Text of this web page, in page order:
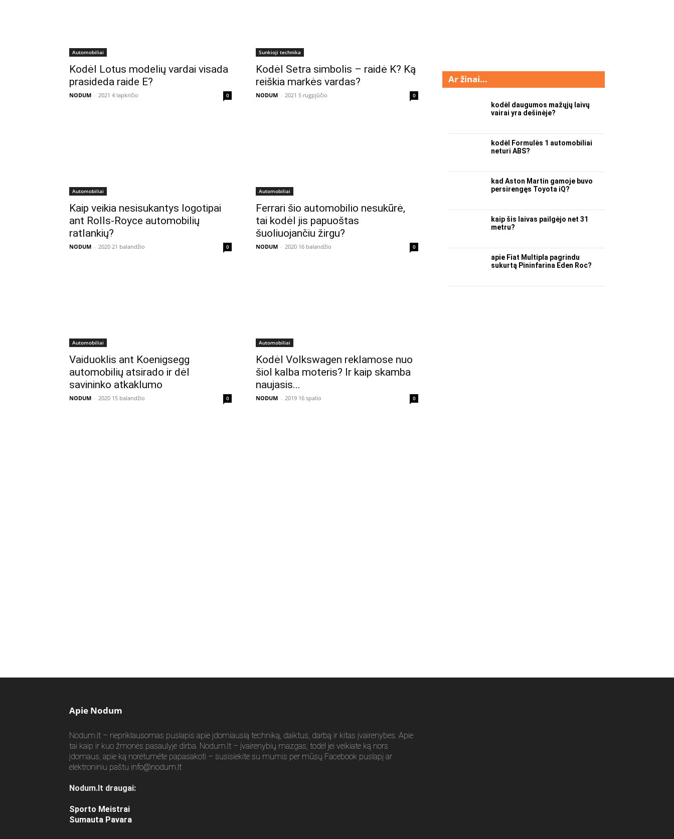
Automobiliai
Kodėl Lotus modelių vardai visada
prasideda raide E?
NODUM - 2021 4 lapkričio 0
Sunkioji technika
Kodėl Setra simbolis – raidė K? Ką
reiškia markės vardas?
NODUM - 2021 5 rugpjūčio 0
Automobiliai
Kaip veikia nesisukantys logotipai
ant Rolls-Royce automobilių
ratlankių?
NODUM - 2020 21 balandžio 0
Automobiliai
Ferrari šio automobilio nesukūrė,
tai kodėl jis papuoštas
šuoliuojančiu žirgu?
NODUM - 2020 16 balandžio 0
Automobiliai
Vaiduoklis ant Koenigsegg
automobilių atsirado ir dėl
savininko atkaklumo
NODUM - 2020 15 balandžio 0
Automobiliai
Kodėl Volkswagen reklamose nuo
šiol kalba moteris? Ir kaip skamba
naujasis...
NODUM - 2019 16 spalio 0
Ar žinai…
kodėl daugumos mažųjų laivų
vairai yra dešinėje?
kodėl Formulės 1 automobiliai
neturi ABS?
kad Aston Martin gamoje buvo
persirengęs Toyota iQ?
kaip šis laivas pailgėjo net 31
metru?
apie Fiat Multipla pagrindu
sukurtą Pininfarina Eden Roc?
Apie Nodum
Nodum.lt – nepriklausomas puslapis apie įdomiausią techniką, daiktus, darbą ir kitas įvairenybes. Apie
tai kaip ir kuo žmonės pasaulyje dirba. Nodum.lt – įvairenybių mazgas, todėl jei veikiate ką nors
įdomaus, apie ką norėtumėte papasakoti – susisiekite su mumis per mūsų Facebook puslapį ar
elektroniniu paštu info@nodum.lt
Nodum.lt draugai:
Sporto Meistrai
Sumauta Pavara